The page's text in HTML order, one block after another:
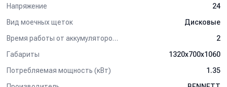
Простое управление и долговечная конструкция
Для консультации и подбора оборудования
обращайтесь к нашим менеджерам.
Напряжение
24
Вид моечных щеток
Дисковые
Время работы от аккумуляторов (ч)
2
Габариты
1320х700х1060
Потребляемая мощность (кВт)
1.35